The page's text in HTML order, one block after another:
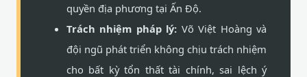
quyền địa phương tại Ấn Độ.
Trách nhiệm pháp lý: Võ Việt Hoàng và
đội ngũ phát triển không chịu trách nhiệm
cho bất kỳ tổn thất tài chính, sai lệch ý